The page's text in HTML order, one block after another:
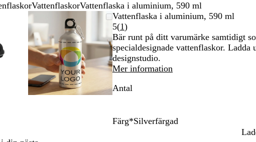
VattenflaskorVattenflaska i aluminium, 590 ml
Zoomningsbar
bild
till
minimum
för
att
utöka
plus-
och
minustangenterna
för
att
zooma
in
Vattenflaska i aluminium, 590 ml
5(1Läs
1
recensioner
)
Bär runt på ditt varumärke samtidigt
specialdesignade vattenflaskor.
designstudio.
Mer information
Antal
Färg*Silverfärgad